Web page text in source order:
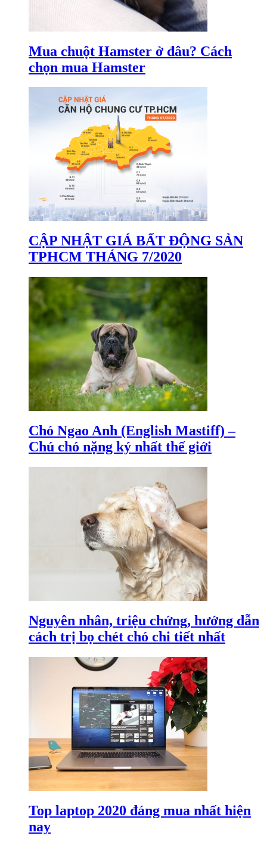
Mua chuột Hamster ở đâu? Cách
chọn mua Hamster
CẬP NHẬT GIÁ BẤT ĐỘNG SẢN
TPHCM THÁNG 7/2020
Chó Ngao Anh (English Mastiff) –
Chú chó nặng ký nhất thế giới
Nguyên nhân, triệu chứng, hướng dẫn
cách trị bọ chét chó chi tiết nhất
Top laptop 2020 đáng mua nhất hiện
nay